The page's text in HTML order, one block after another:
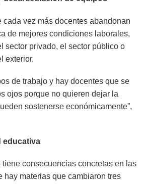
cada vez más docentes abandonan
de mejores condiciones laborales,
sector privado, el sector público o
exterior.
de trabajo y hay docentes que se
ojos porque no quieren dejar la
sostenerse económicamente”,
educativa
consecuencias concretas en las
hay materias que cambiaron tres